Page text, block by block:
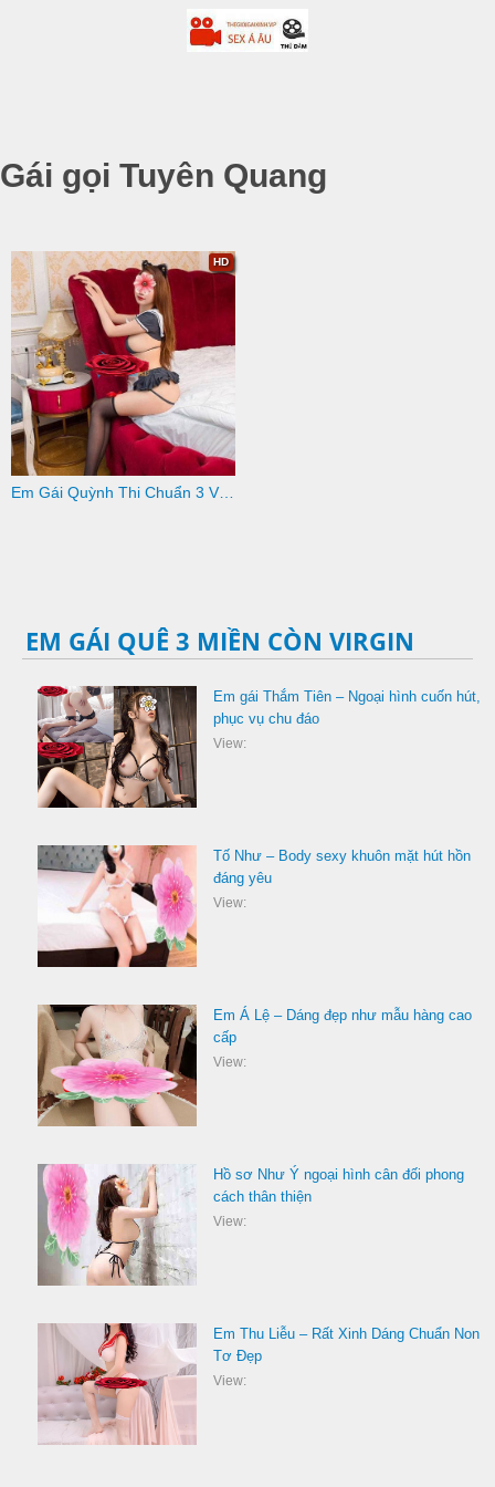
Gái gọi Tuyên Quang
Em Gái Quỳnh Thi Chuẩn 3 Vòng Siêu Đẹp
HD
EM GÁI QUÊ 3 MIỀN CÒN VIRGIN
Em gái Thắm Tiên – Ngoại hình cuốn hút,
phục vụ chu đáo
View:
Tố Như – Body sexy khuôn mặt hút hồn
đáng yêu
View:
Em Á Lệ – Dáng đẹp như mẫu hàng cao
cấp
View:
Hồ sơ Như Ý ngoại hình cân đối phong
cách thân thiện
View:
Em Thu Liễu – Rất Xinh Dáng Chuẩn Non
Tơ Đẹp
View: